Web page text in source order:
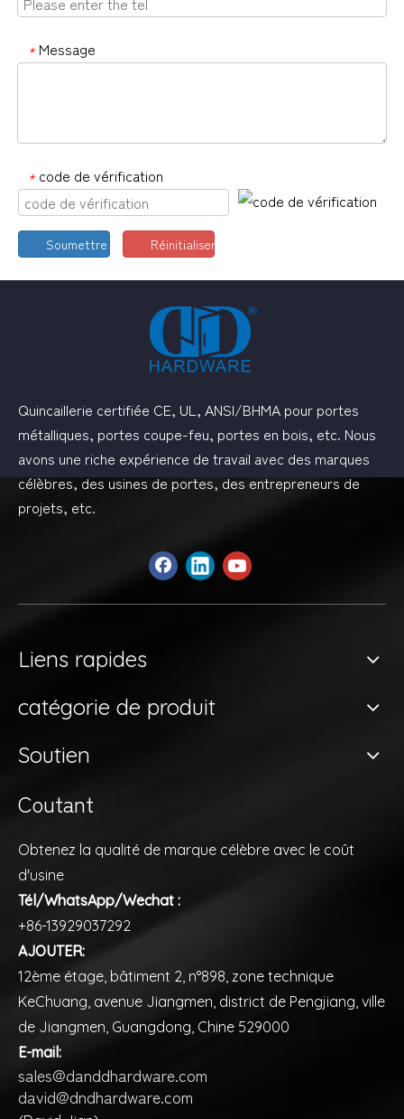
* Message
* code de vérification
Soumettre Réinitialiser
Quincaillerie certifiée CE, UL, ANSI/BHMA pour portes
métalliques, portes coupe-feu, portes en bois, etc. Nous
avons une riche expérience de travail avec des marques
célèbres, des usines de portes, des entrepreneurs de
projets, etc.
Liens rapides
catégorie de produit
Soutien
Coutant
Obtenez la qualité de marque célèbre avec le coût
d'usine
Tél/WhatsApp/Wechat :
+86-13929037292
AJOUTER:
12ème étage, bâtiment 2, n°898, zone technique
KeChuang, avenue Jiangmen, district de Pengjiang, ville
de Jiangmen, Guangdong, Chine 529000
E-mail:
sales@danddhardware.com
david@dndhardware.com